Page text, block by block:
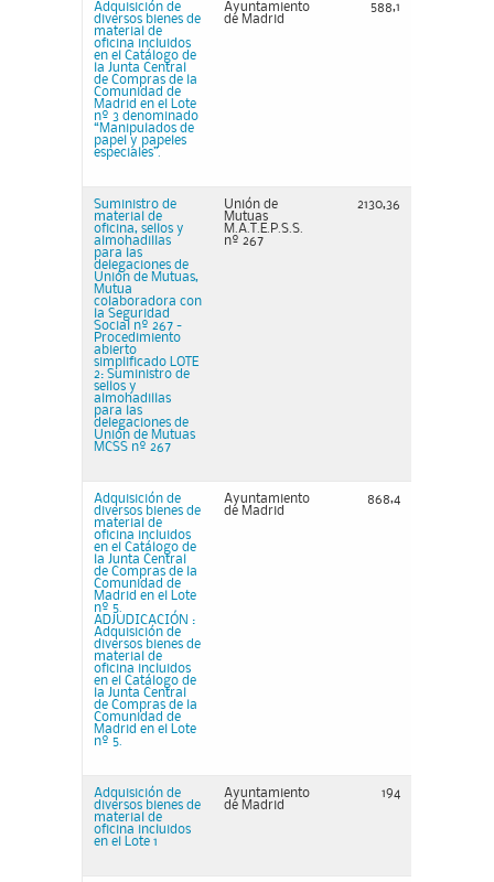
Adquisición de
diversos bienes de
material de
oficina incluidos
en el Catálogo de
la Junta Central
de Compras de la
Comunidad de
Madrid en el Lote
nº 3 denominado
“Manipulados de
papel y papeles
especiales”.
Ayuntamiento
de Madrid
588,1
Suministro de
material de
oficina, sellos y
almohadillas
para las
delegaciones de
Unión de Mutuas,
Mutua
colaboradora con
la Seguridad
Social nº 267 -
Procedimiento
abierto
simplificado LOTE
2: Suministro de
sellos y
almohadillas
para las
delegaciones de
Unión de Mutuas
MCSS nº 267
Unión de
Mutuas
M.A.T.E.P.S.S.
nº 267
2130,36
Adquisición de
diversos bienes de
material de
oficina incluidos
en el Catálogo de
la Junta Central
de Compras de la
Comunidad de
Madrid en el Lote
nº 5.
ADJUDICACIÓN :
Adquisición de
diversos bienes de
material de
oficina incluidos
en el Catálogo de
la Junta Central
de Compras de la
Comunidad de
Madrid en el Lote
nº 5.
Ayuntamiento
de Madrid
868,4
Adquisición de
diversos bienes de
material de
oficina incluidos
en el Lote 1
Ayuntamiento
de Madrid
194